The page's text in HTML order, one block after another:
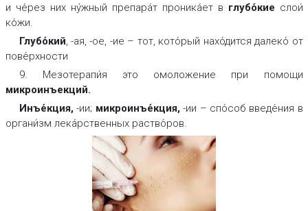
и че́рез них ну́жный препара́т проника́ет в глубо́кие слои́
ко́жи.
Глубо́кий, -ая, -ое, -ие – тот, кото́рый нахо́дится далеко́ от
пове́рхности
9. Мезотерапи́я это омоложение при помощи
микроинъекций.
Инъе́кция,-ии; микроинъе́кция,-ии – спо́соб введе́ния в
органи́зм лека́рственных раство́ров.